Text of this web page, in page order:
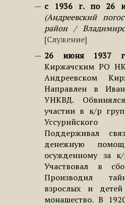
с 1936 г. по 26
Андреевский
район /
Служение
26 июня 1937
Киржачским РО
Андреевском
Направлен в
УНКВД.
участии в к/р
Поддерживал
денежную
осужденному за к/
Участвовал в
Производил
взрослых и
монашество. В